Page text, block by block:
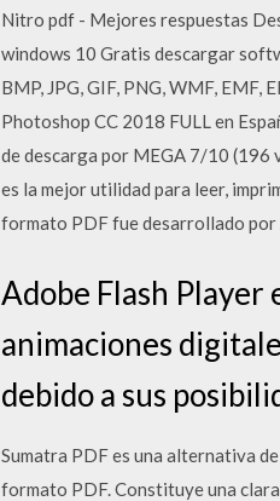
Nitro pdf - Mejores respuestas
windows 10 Gratis descargar
BMP, JPG, GIF, PNG, WMF,
Photoshop CC 2018 FULL en
de descarga por MEGA 7/10 (196
es la mejor utilidad para leer,
formato PDF fue desarrollado por
Adobe Flash
animaciones
debido a sus
Sumatra PDF es una alternativa
formato PDF. Constituye una